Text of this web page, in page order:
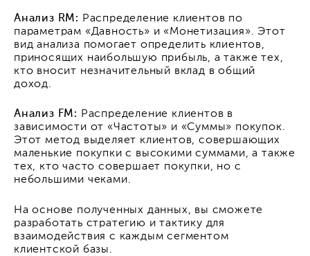
Анализ RM: Распределение клиентов по
параметрам «Давность» и «Монетизация». Этот
вид анализа помогает определить клиентов,
приносящих наибольшую прибыль, а также тех,
кто вносит незначительный вклад в общий
доход.
Анализ FM: Распределение клиентов в
зависимости от «Частоты» и «Суммы» покупок.
Этот метод выделяет клиентов, совершающих
маленькие покупки с высокими суммами, а также
тех, кто часто совершает покупки, но с
небольшими чеками.
На основе полученных данных, вы сможете
разработать стратегию и тактику для
взаимодействия с каждым сегментом
клиентской базы.